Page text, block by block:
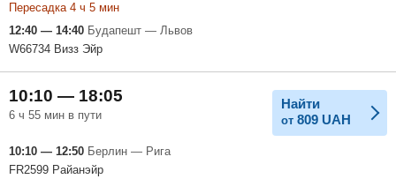
Пересадка 4 ч 5 мин
12:40 — 14:40 Будапешт — Львов
W66734 Визз Эйр
10:10 — 18:05
6 ч 55 мин в пути
Найти
от 809 UAH
10:10 — 12:50 Берлин — Рига
FR2599 Райанэйр